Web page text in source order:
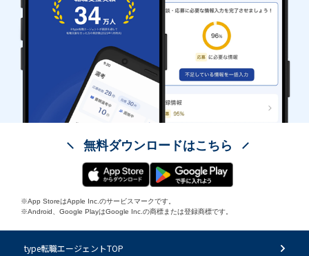
無料ダウンロードはこちら
※App StoreはApple Inc.のサービスマークです。
※Android、Google PlayはGoogle Inc.の商標または登録商標です。
type転職エージェントTOP